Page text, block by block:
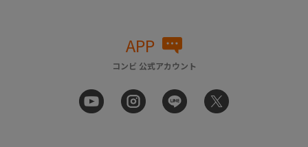
APP
コンビ 公式アカウント